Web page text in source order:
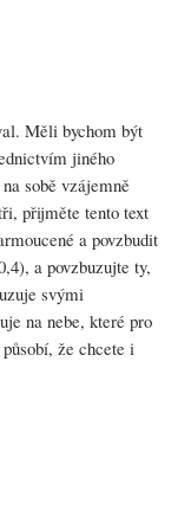
Měli bychom být
jiného
sobě vzájemně
přijměte tento text
a povzbudit
a povzbuzujte ty,
svými
na nebe, které pro
že chcete i